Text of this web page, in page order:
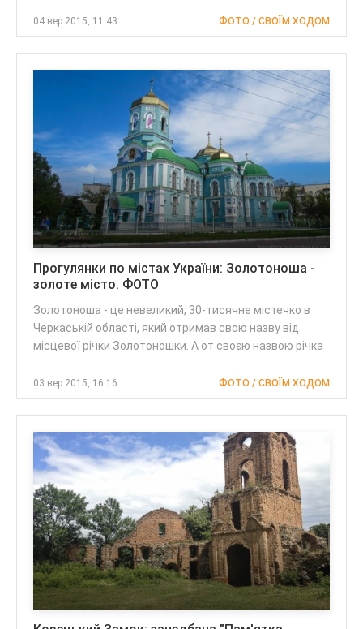
04 вер 2015, 11:43 ФОТО / СВОЇМ ХОДОМ
Прогулянки по містах України: Золотоноша -
золоте місто. ФОТО
Золотоноша - це невеликий, 30-тисячне містечко в
Черкаській області, який отримав свою назву від
місцевої річки Золотоношки. А от своєю назвою річка
03 вер 2015, 16:16 ФОТО / СВОЇМ ХОДОМ